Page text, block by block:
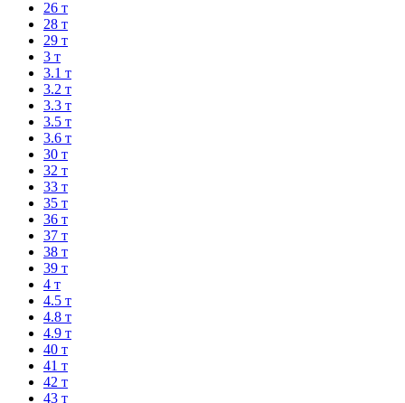
26 т
28 т
29 т
3 т
3.1 т
3.2 т
3.3 т
3.5 т
3.6 т
30 т
32 т
33 т
35 т
36 т
37 т
38 т
39 т
4 т
4.5 т
4.8 т
4.9 т
40 т
41 т
42 т
43 т